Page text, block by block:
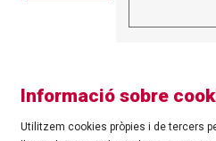
Informació sobre
Utilitzem cookies pròpies i de tercers